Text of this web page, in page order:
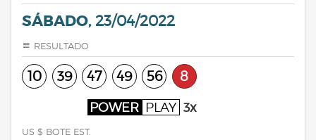
SÁBADO, 23/04/2022
RESULTADO
10 39 47 49 56 8
POWER PLAY 3x
US $ BOTE EST.